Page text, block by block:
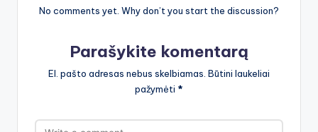
No comments yet. Why don’t you start the discussion?
Parašykite komentarą
El. pašto adresas nebus skelbiamas. Būtini laukeliai
pažymėti *